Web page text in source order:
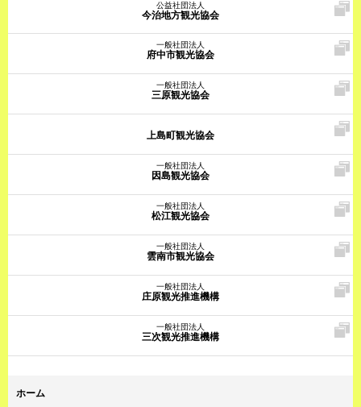
公益社団法人
今治地方観光協会
一般社団法人
府中市観光協会
一般社団法人
三原観光協会
上島町観光協会
一般社団法人
因島観光協会
一般社団法人
松江観光協会
一般社団法人
雲南市観光協会
一般社団法人
庄原観光推進機構
一般社団法人
三次観光推進機構
ホーム